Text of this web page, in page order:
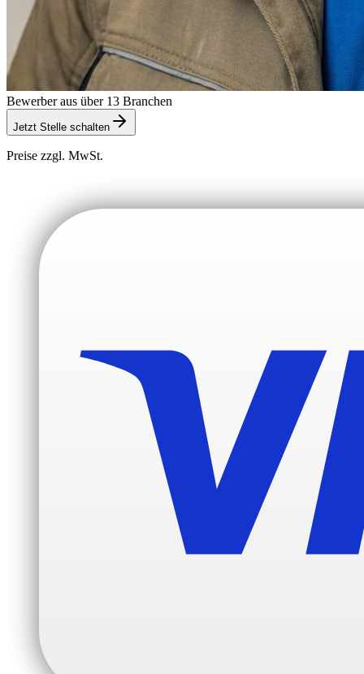
Bewerber aus über 13 Branchen
Jetzt Stelle schalten
Preise zzgl. MwSt.